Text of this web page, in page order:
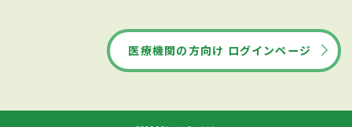
医療機関の方向け ログインページ